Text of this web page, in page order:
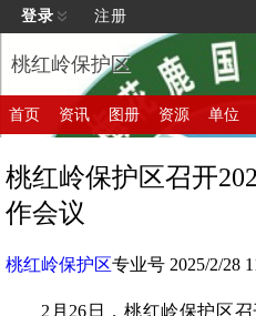
登录 注册
桃红岭保护区
首页 资讯 图册 资源 单位
桃红岭保护区召开
作会议
桃红岭保护区专业号 2025/2/28
2月26日，桃红岭保护区